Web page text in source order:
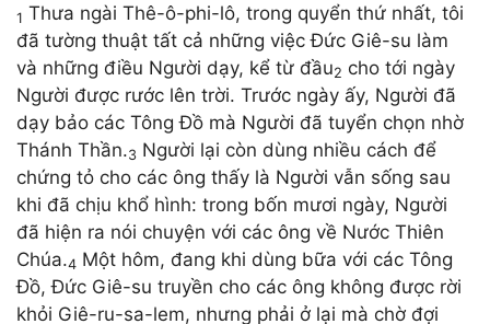
1 Thưa ngài Thê-ô-phi-lô, trong quyển thứ nhất, tôi
đã tường thuật tất cả những việc Đức Giê-su làm
và những điều Người dạy, kể từ đầu2 cho tới ngày
Người được rước lên trời. Trước ngày ấy, Người đã
dạy bảo các Tông Đồ mà Người đã tuyển chọn nhờ
Thánh Thần.3 Người lại còn dùng nhiều cách để
chứng tỏ cho các ông thấy là Người vẫn sống sau
khi đã chịu khổ hình: trong bốn mươi ngày, Người
đã hiện ra nói chuyện với các ông về Nước Thiên
Chúa.4 Một hôm, đang khi dùng bữa với các Tông
Đồ, Đức Giê-su truyền cho các ông không được rời
khỏi Giê-ru-sa-lem, nhưng phải ở lại mà chờ đợi